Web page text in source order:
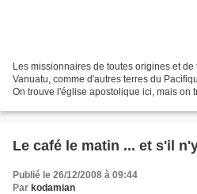
Les missionnaires de toutes origines et
Vanuatu, comme d'autres terres du
On trouve l'église apostolique ici, mais on
Le café le matin ... et s'il
Publié le 26/12/2008 à 09:44
Par kodamian